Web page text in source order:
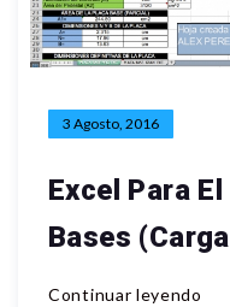
3 Agosto, 2016
Excel Para
Bases
Continuar leyendo